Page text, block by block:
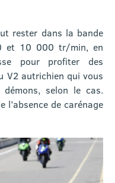
rester dans la bande
et 10 000 tr/min, en
pour profiter des
V2 autrichien qui vous
selon le cas.
l’absence de carénage